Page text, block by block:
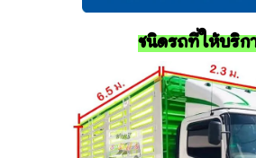
ชนิดรถที่ให้บริก